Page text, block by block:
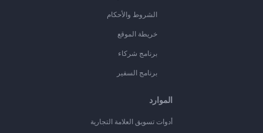
الشروط والأحكام
خريطة الموقع
برنامج شركاء
برنامج السفير
الموارد
أدوات تسويق العلامة التجارية